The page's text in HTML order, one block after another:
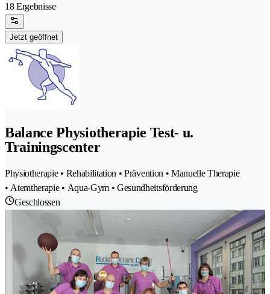
18 Ergebnisse
Jetzt geöffnet
Balance Physiotherapie Test- u.
Trainingscenter
Physiotherapie • Rehabilitation • Prävention • Manuelle Therapie
• Atemtherapie • Aqua-Gym • Gesundheitsförderung
Geschlossen